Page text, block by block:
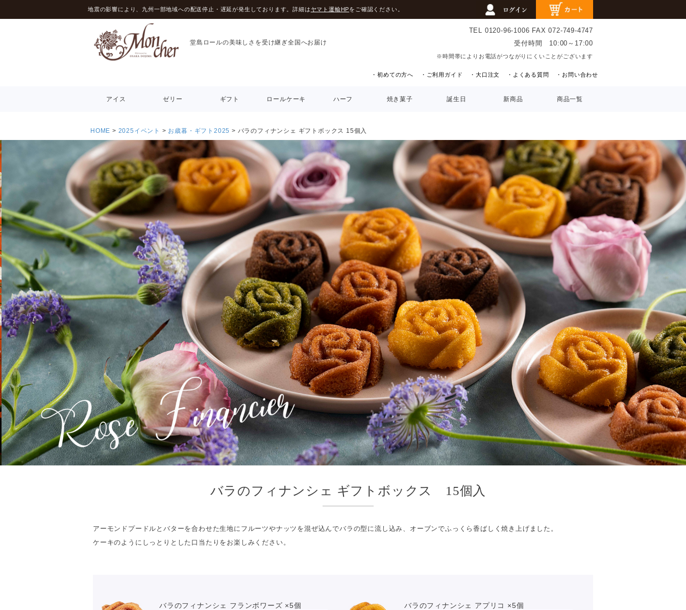
地震の影響により、九州一部地域への配送停止・遅延が発生しております。詳細はヤマト運輸HPをご確認ください。
堂島ロールの美味しさを受け継ぎ全国へお届け
TEL 0120-96-1006 FAX 072-749-4747
受付時間 10:00～17:00
※時間帯によりお電話がつながりにくいことがございます
・初めての方へ ・ご利用ガイド ・大口注文 ・よくある質問 ・お問い合わせ
アイス ゼリー ギフト ロールケーキ ハーフ 焼き菓子 誕生日 新商品 商品一覧
HOME 2025イベント お歳暮・ギフト2025 バラのフィナンシェ ギフトボックス 15個入
バラのフィナンシェ ギフトボックス 15個入
アーモンドプードルとバターを合わせた生地にフルーツやナッツを混ぜ込んでバラの型に流し込み、オーブンでふっくら香ばしく焼き上げました。
ケーキのようにしっとりとした口当たりをお楽しみください。
バラのフィナンシェ フランボワーズ ×5個 バラのフィナンシェ アプリコ ×5個